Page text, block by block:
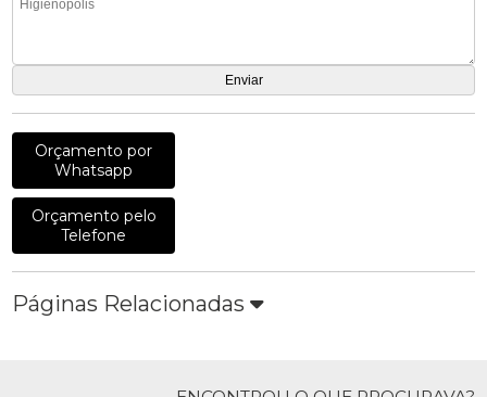
Orçamento por
Whatsapp
Orçamento pelo
Telefone
Páginas Relacionadas